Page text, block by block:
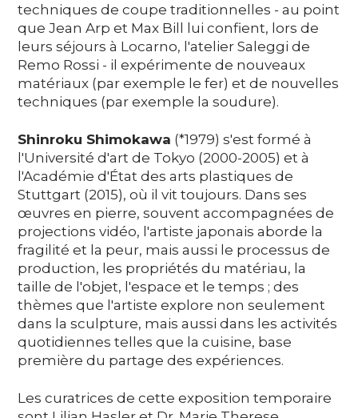
techniques de coupe traditionnelles - au point
que Jean Arp et Max Bill lui confient, lors de
leurs séjours à Locarno, l'atelier Saleggi de
Remo Rossi - il expérimente de nouveaux
matériaux (par exemple le fer) et de nouvelles
techniques (par exemple la soudure).
Shinroku Shimokawa (*1979) s'est formé à
l'Université d'art de Tokyo (2000-2005) et à
l'Académie d'État des arts plastiques de
Stuttgart (2015), où il vit toujours. Dans ses
œuvres en pierre, souvent accompagnées de
projections vidéo, l'artiste japonais aborde la
fragilité et la peur, mais aussi le processus de
production, les propriétés du matériau, la
taille de l'objet, l'espace et le temps ; des
thèmes que l'artiste explore non seulement
dans la sculpture, mais aussi dans les activités
quotidiennes telles que la cuisine, base
première du partage des expériences.
Les curatrices de cette exposition temporaire